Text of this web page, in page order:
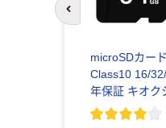
microSDカード
Class10 16/
年保証 キオク
前のスライドへ